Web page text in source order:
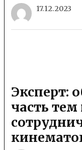
17.12.2023
Эксперт:
часть